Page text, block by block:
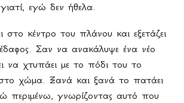
εγώ δεν ήθελα.
στο κέντρο του πλάνου και εξετάζει
Σαν να ανακάλυψε ένα νέο
να χτυπάει με το πόδι του το
χώμα. Ξανά και ξανά το πατάει
περιμένω, γνωρίζοντας αυτό που